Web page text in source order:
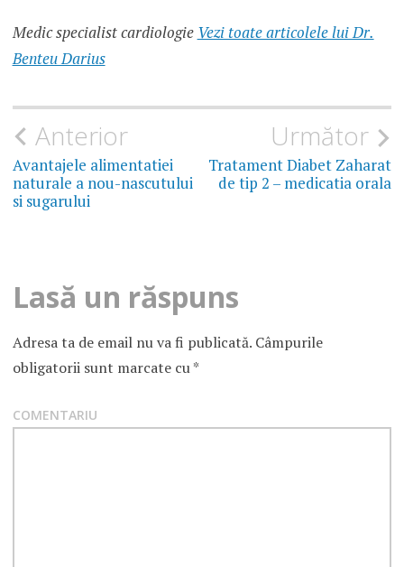
Medic specialist cardiologie Vezi toate articolele lui Dr.
Benteu Darius
Navigare
în
articole
Anterior
Avantajele alimentatiei
naturale a nou-nascutului
si sugarului
Următor
Tratament Diabet Zaharat
de tip 2 – medicatia orala
Lasă un răspuns
Adresa ta de email nu va fi publicată.Câmpurile
obligatorii sunt marcate cu*
COMENTARIU